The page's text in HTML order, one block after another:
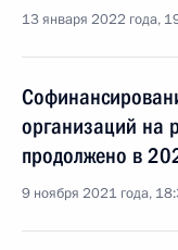
13 января 2022 года,
организаций на
продолжено в
9 ноября 2021 года,